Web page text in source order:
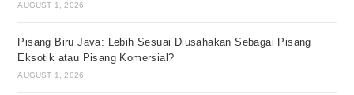
AUGUST 1, 2026
Pisang Biru Java: Lebih Sesuai Diusahakan Sebagai Pisang
Eksotik atau Pisang Komersial?
AUGUST 1, 2026